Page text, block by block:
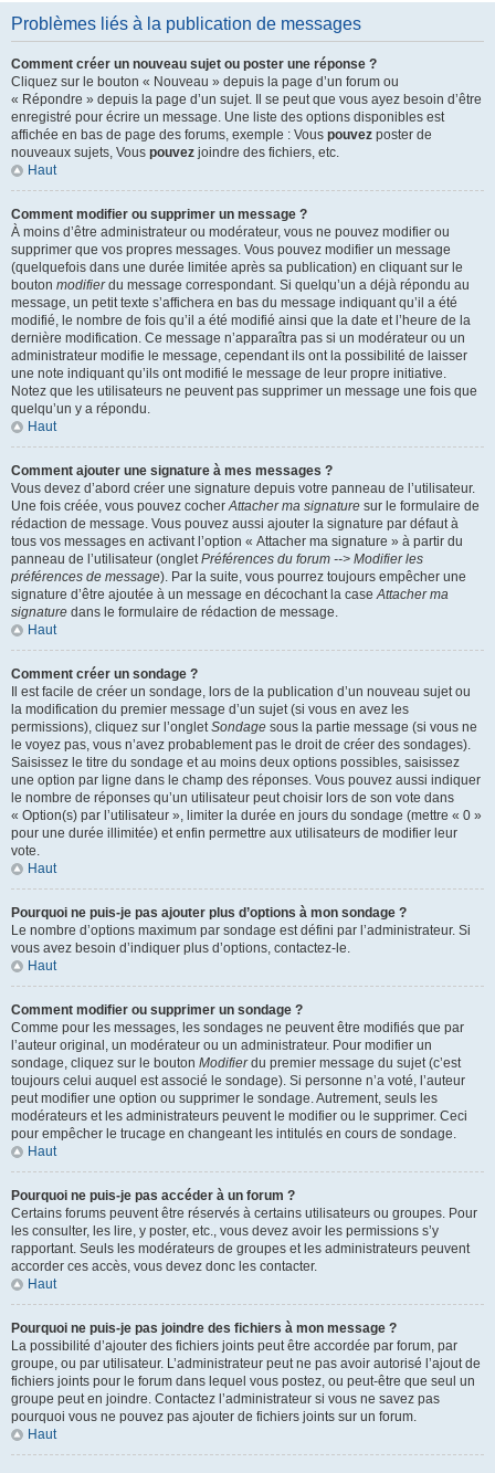
Problèmes liés à la publication de messages
Comment créer un nouveau sujet ou poster une réponse ?
Cliquez sur le bouton « Nouveau » depuis la page d’un forum ou
« Répondre » depuis la page d’un sujet. Il se peut que vous ayez besoin d’être
enregistré pour écrire un message. Une liste des options disponibles est
affichée en bas de page des forums, exemple : Vous pouvez poster de
nouveaux sujets, Vous pouvez joindre des fichiers, etc.
Haut
Comment modifier ou supprimer un message ?
À moins d’être administrateur ou modérateur, vous ne pouvez modifier ou
supprimer que vos propres messages. Vous pouvez modifier un message
(quelquefois dans une durée limitée après sa publication) en cliquant sur le
bouton modifierdu message correspondant. Si quelqu’un a déjà répondu au
message, un petit texte s’affichera en bas du message indiquant qu’il a été
modifié, le nombre de fois qu’il a été modifié ainsi que la date et l’heure de la
dernière modification. Ce message n’apparaîtra pas si un modérateur ou un
administrateur modifie le message, cependant ils ont la possibilité de laisser
une note indiquant qu’ils ont modifié le message de leur propre initiative.
Notez que les utilisateurs ne peuvent pas supprimer un message une fois que
quelqu’un y a répondu.
Haut
Comment ajouter une signature à mes messages ?
Vous devez d’abord créer une signature depuis votre panneau de l’utilisateur.
Une fois créée, vous pouvez cocherAttacher ma signature sur le formulaire de
rédaction de message. Vous pouvez aussi ajouter la signature par défaut à
tous vos messages en activant l’option « Attacher ma signature » à partir du
panneau de l’utilisateur (ongletPréférences du forum --> Modifier les
préférences de message). Par la suite, vous pourrez toujours empêcher une
signature d’être ajoutée à un message en décochant la caseAttacher ma
signature dans le formulaire de rédaction de message.
Haut
Comment créer un sondage ?
Il est facile de créer un sondage, lors de la publication d’un nouveau sujet ou
la modification du premier message d’un sujet (si vous en avez les
permissions), cliquez sur l’ongletSondage sous la partie message (si vous ne
le voyez pas, vous n’avez probablement pas le droit de créer des sondages).
Saisissez le titre du sondage et au moins deux options possibles, saisissez
une option par ligne dans le champ des réponses. Vous pouvez aussi indiquer
le nombre de réponses qu’un utilisateur peut choisir lors de son vote dans
« Option(s) par l’utilisateur », limiter la durée en jours du sondage (mettre « 0 »
pour une durée illimitée) et enfin permettre aux utilisateurs de modifier leur
vote.
Haut
Pourquoi ne puis-je pas ajouter plus d’options à mon sondage ?
Le nombre d’options maximum par sondage est défini par l’administrateur. Si
vous avez besoin d’indiquer plus d’options, contactez-le.
Haut
Comment modifier ou supprimer un sondage ?
Comme pour les messages, les sondages ne peuvent être modifiés que par
l’auteur original, un modérateur ou un administrateur. Pour modifier un
sondage, cliquez sur le bouton Modifierdu premier message du sujet (c’est
toujours celui auquel est associé le sondage). Si personne n’a voté, l’auteur
peut modifier une option ou supprimer le sondage. Autrement, seuls les
modérateurs et les administrateurs peuvent le modifier ou le supprimer. Ceci
pour empêcher le trucage en changeant les intitulés en cours de sondage.
Haut
Pourquoi ne puis-je pas accéder à un forum ?
Certains forums peuvent être réservés à certains utilisateurs ou groupes. Pour
les consulter, les lire, y poster, etc., vous devez avoir les permissions s’y
rapportant. Seuls les modérateurs de groupes et les administrateurs peuvent
accorder ces accès, vous devez donc les contacter.
Haut
Pourquoi ne puis-je pas joindre des fichiers à mon message ?
La possibilité d’ajouter des fichiers joints peut être accordée par forum, par
groupe, ou par utilisateur. L’administrateur peut ne pas avoir autorisé l’ajout de
fichiers joints pour le forum dans lequel vous postez, ou peut-être que seul un
groupe peut en joindre. Contactez l’administrateur si vous ne savez pas
pourquoi vous ne pouvez pas ajouter de fichiers joints sur un forum.
Haut